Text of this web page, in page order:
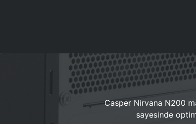
Casper Nirvana N200
sayesinde